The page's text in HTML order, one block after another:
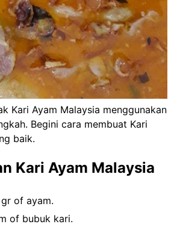
Kari Ayam Malaysia menggunakan
Begini cara membuat Kari
baik.
Kari Ayam Malaysia
of ayam.
of bubuk kari.